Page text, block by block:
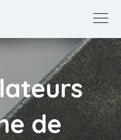
de